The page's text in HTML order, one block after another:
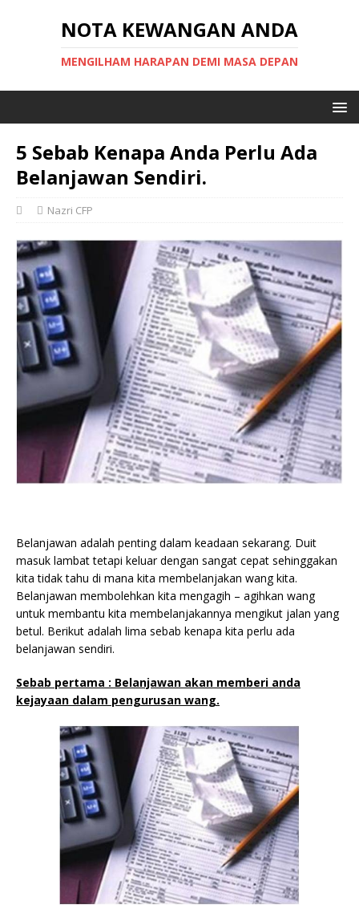
NOTA KEWANGAN ANDA
MENGILHAM HARAPAN DEMI MASA DEPAN
5 Sebab Kenapa Anda Perlu Ada
Belanjawan Sendiri.
Nazri CFP
Belanjawan adalah penting dalam keadaan sekarang. Duit
masuk lambat tetapi keluar dengan sangat cepat sehinggakan
kita tidak tahu di mana kita membelanjakan wang kita.
Belanjawan membolehkan kita mengagih – agihkan wang
untuk membantu kita membelanjakannya mengikut jalan yang
betul. Berikut adalah lima sebab kenapa kita perlu ada
belanjawan sendiri.
Sebab pertama : Belanjawan akan memberi anda
kejayaan dalam pengurusan wang.